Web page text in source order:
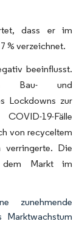
dass er im
% verzeichnet.
beeinflusst.
Bau- und
Lockdowns zur
19-Fälle
von recyceltem
verringerte. Die
Markt im
zunehmende
Marktwachstum